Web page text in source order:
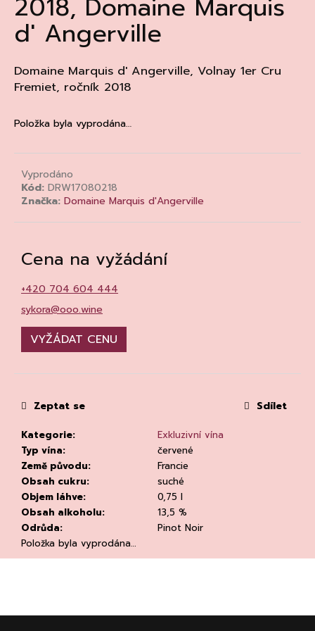
2018, Domaine Marquis
d' Angerville
Domaine Marquis d' Angerville, Volnay 1er Cru
Fremiet, ročník 2018
Položka byla vyprodána…
Vyprodáno
Kód: DRW17080218
Značka: Domaine Marquis d'Angerville
Cena na vyžádání
+420 704 604 444
sykora@ooo.wine
VYŽÁDAT CENU
Kategorie:
Exkluzivní vína
Typ vína:
červené
Země původu:
Francie
Obsah cukru:
suché
Objem láhve:
0,75 l
Obsah alkoholu:
13,5 %
Odrůda:
Pinot Noir
Položka byla vyprodána…
Zeptat se Sdílet
a
j
t
?
D
p
u
č
u
m
KVETNA
AURIGA
PINOT
NOIR/NEBBIOLO
502
Z